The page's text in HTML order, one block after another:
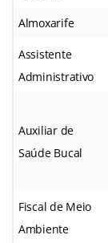
Almoxarife
Assistente
Administrativo
Auxiliar de
Saúde Bucal
Fiscal de Meio
Ambiente